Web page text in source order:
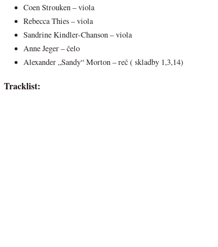
Coen Strouken – viola
Rebecca Thies – viola
Sandrine Kindler-Chanson – viola
Anne Jeger – čelo
Alexander „Sandy“ Morton – reč ( skladby 1,3,14)
Tracklist: